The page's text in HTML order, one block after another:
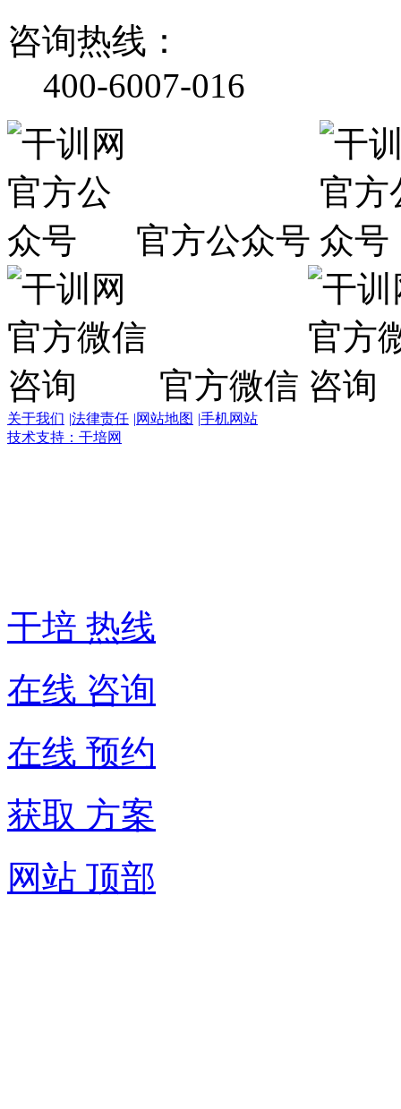
咨询热线：
400-6007-016
官方公众号
官方微信
关于我们 |法律责任 |网站地图 |手机网站
技术支持：干培网
干培 热线
在线 咨询
在线 预约
获取 方案
网站 顶部